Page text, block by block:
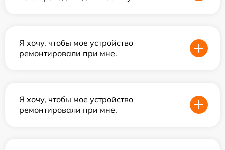
Я хочу, чтобы мое устройство
ремонтировали при мне.
Я хочу, чтобы мое устройство
ремонтировали при мне.